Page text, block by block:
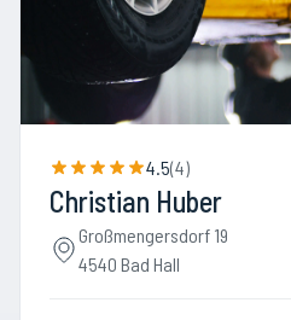
4.5(4)
Christian Huber
Großmengersdorf 19
4540 Bad Hall